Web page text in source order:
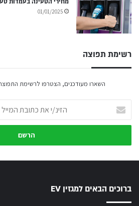
01/01/2025
רשימת תפוצה
השארו מעודכנים, הצטרפו לרשימת
את
כתובת
שלך
ברוכים הבאים למגזין EV